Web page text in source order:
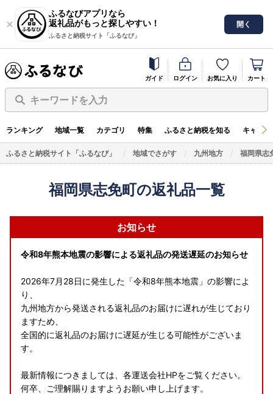
ふるなびアプリなら
返礼品がもっと探しやすい！
ふるさと納税サイト「ふるなび」
開く
ガイド ログイン お気に入り カート
キーワードを入力
ランキング 地域一覧 カテゴリ 特集 ふるさと納税を知る キャン
ふるさと納税サイト「ふるなび」 地域でさがす 九州地方 福岡県志
福岡県志免町の返礼品一覧
お知らせ
令和8年熊本地震の影響による返礼品の発送遅延のお知らせ
2026年7月28日に発生した「令和8年熊本地震」の影響によ
り、
九州地方から発送される返礼品のお届けに遅れが生じており
ますため、
全国的に返礼品のお届けに遅延が生じる可能性がございま
す。
最新情報につきましては、各運送会社HPをご覧ください。
何卒、ご理解賜りますようお願い申し上げます。